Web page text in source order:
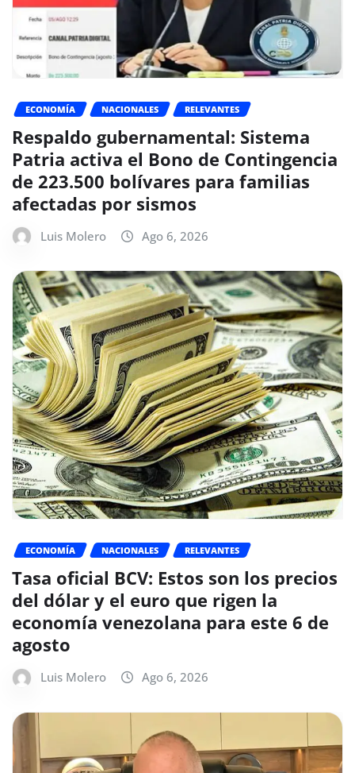
ECONOMÍA NACIONALES RELEVANTES
Respaldo gubernamental: Sistema
Patria activa el Bono de Contingencia
de 223.500 bolívares para familias
afectadas por sismos
Luis Molero Ago 6, 2026
ECONOMÍA NACIONALES RELEVANTES
Tasa oficial BCV: Estos son los precios
del dólar y el euro que rigen la
economía venezolana para este 6 de
agosto
Luis Molero Ago 6, 2026